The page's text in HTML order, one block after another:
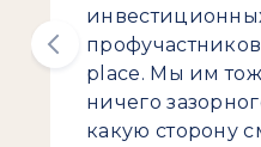
place. Мы им
ничего
какую сторону